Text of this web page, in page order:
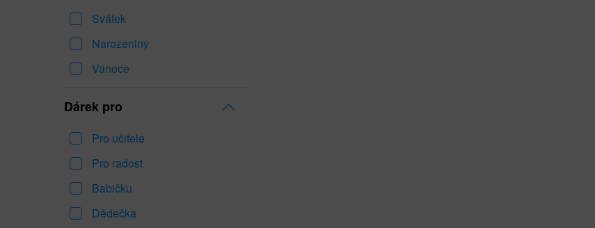
Svátek
Narozeniny
Vánoce
Dárek pro
Pro učitele
Pro radost
Babičku
Dědečka